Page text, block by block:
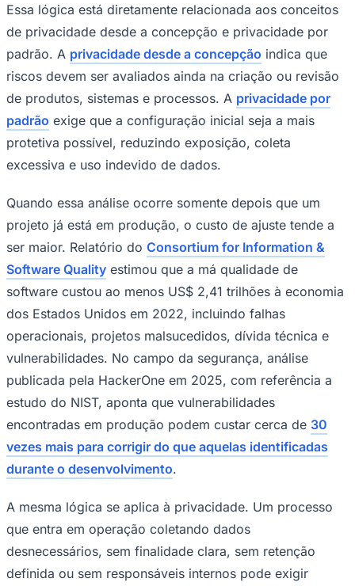
Santos
Flamengo
Essa lógica está diretamente relacionada aos conceitos
de privacidade desde a concepção e privacidade por
padrão. A privacidade desde a concepção indica que
riscos devem ser avaliados ainda na criação ou revisão
de produtos, sistemas e processos. A privacidade por
padrão exige que a configuração inicial seja a mais
protetiva possível, reduzindo exposição, coleta
excessiva e uso indevido de dados.
Quando essa análise ocorre somente depois que um
projeto já está em produção, o custo de ajuste tende a
ser maior. Relatório do Consortium for Information &
Software Quality estimou que a má qualidade de
software custou ao menos US$ 2,41 trilhões à economia
dos Estados Unidos em 2022, incluindo falhas
operacionais, projetos malsucedidos, dívida técnica e
vulnerabilidades. No campo da segurança, análise
publicada pela HackerOne em 2025, com referência a
estudo do NIST, aponta que vulnerabilidades
encontradas em produção podem custar cerca de 30
vezes mais para corrigir do que aquelas identificadas
durante o desenvolvimento.
A mesma lógica se aplica à privacidade. Um processo
que entra em operação coletando dados
desnecessários, sem finalidade clara, sem retenção
definida ou sem responsáveis internos pode exigir